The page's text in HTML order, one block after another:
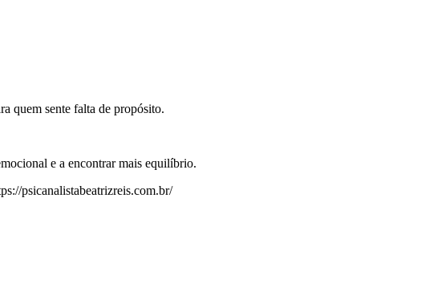
quem sente falta de propósito.
e a encontrar mais equilíbrio.
psicanalistabeatrizreis.com.br/